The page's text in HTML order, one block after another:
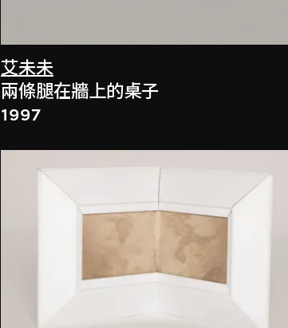
艾未未
兩條腿在牆上的桌子
1997